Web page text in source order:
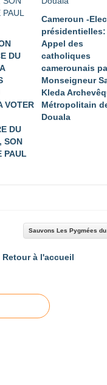
DU
VOTER
DU
SON
PAUL
Cameroun -
présidentielles:
Appel des
catholiques
camerounais
Monseigneur
Kleda
Métropolitain
Douala
Sauvons Les Pygmées du
Retour à l'accueil